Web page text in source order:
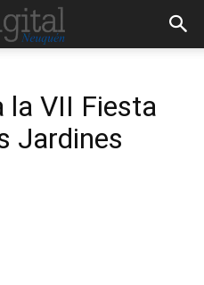
la VII Fiesta
Jardines